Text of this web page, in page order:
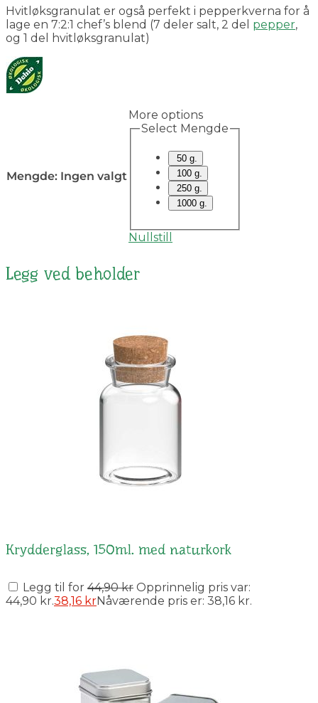
Hvitløksgranulat er også perfekt i pepperkverna for å
lage en 7:2:1 chef’s blend (7 deler salt, 2 del pepper,
og 1 del hvitløksgranulat)
Mengde: Ingen valgt
More options
Select Mengde
50 g.
100 g.
250 g.
1000 g.
Nullstill
Legg ved beholder
Krydderglass, 150ml. med naturkork
Legg til for 44,90kr Opprinnelig pris var:
44,90 kr.38,16 krNåværende pris er: 38,16 kr.